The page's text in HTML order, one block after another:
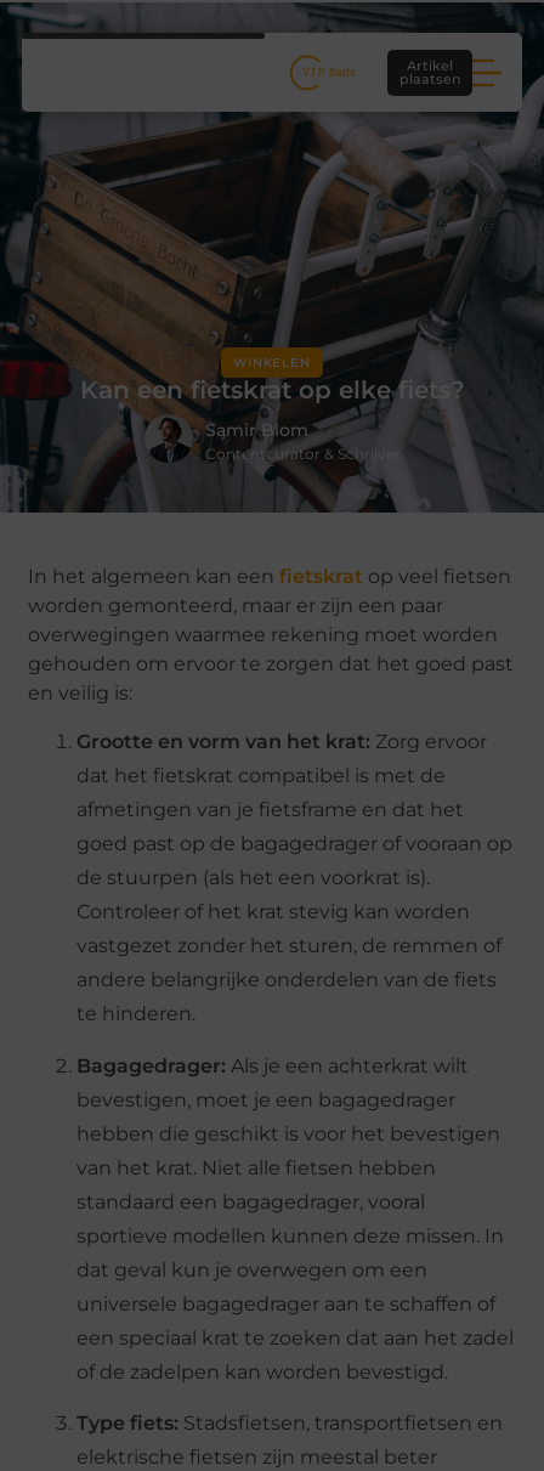
Artikel
plaatsen
WINKELEN
Kan een fietskrat op elke fiets?
Samir Blom
Contentcurator & Schrijver
In het algemeen kan eenfietskrat op veel fietsen
worden gemonteerd, maar er zijn een paar
overwegingen waarmee rekening moet worden
gehouden om ervoor te zorgen dat het goed past
en veilig is:
Grootte en vorm van het krat: Zorg ervoor
dat het fietskrat compatibel is met de
afmetingen van je fietsframe en dat het
goed past op de bagagedrager of vooraan op
de stuurpen (als het een voorkrat is).
Controleer of het krat stevig kan worden
vastgezet zonder het sturen, de remmen of
andere belangrijke onderdelen van de fiets
te hinderen.
Bagagedrager: Als je een achterkrat wilt
bevestigen, moet je een bagagedrager
hebben die geschikt is voor het bevestigen
van het krat. Niet alle fietsen hebben
standaard een bagagedrager, vooral
sportieve modellen kunnen deze missen. In
dat geval kun je overwegen om een
universele bagagedrager aan te schaffen of
een speciaal krat te zoeken dat aan het zadel
of de zadelpen kan worden bevestigd.
Type fiets: Stadsfietsen, transportfietsen en
elektrische fietsen zijn meestal beter